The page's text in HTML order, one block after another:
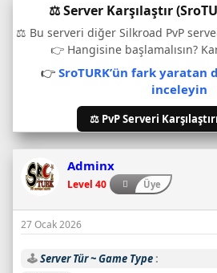
⚖️ Server Karşılaştır
⚖️ Bu serveri diğer Silkroad PvP
👉 Hangisine başlamalısın?
👉 SroTURK’ün fark
inceleyin
⚖️ PvP Serveri
Adminx
Level 40 Üye
27 Ocak 2026
🕹️Server Tür ~ Game Type